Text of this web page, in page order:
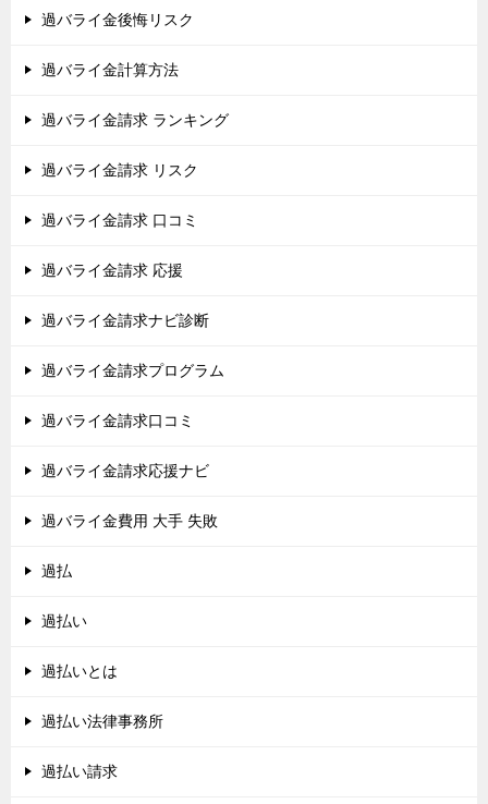
過バライ金後悔リスク
過バライ金計算方法
過バライ金請求 ランキング
過バライ金請求 リスク
過バライ金請求 口コミ
過バライ金請求 応援
過バライ金請求ナビ診断
過バライ金請求プログラム
過バライ金請求口コミ
過バライ金請求応援ナビ
過バライ金費用 大手 失敗
過払
過払い
過払いとは
過払い法律事務所
過払い請求